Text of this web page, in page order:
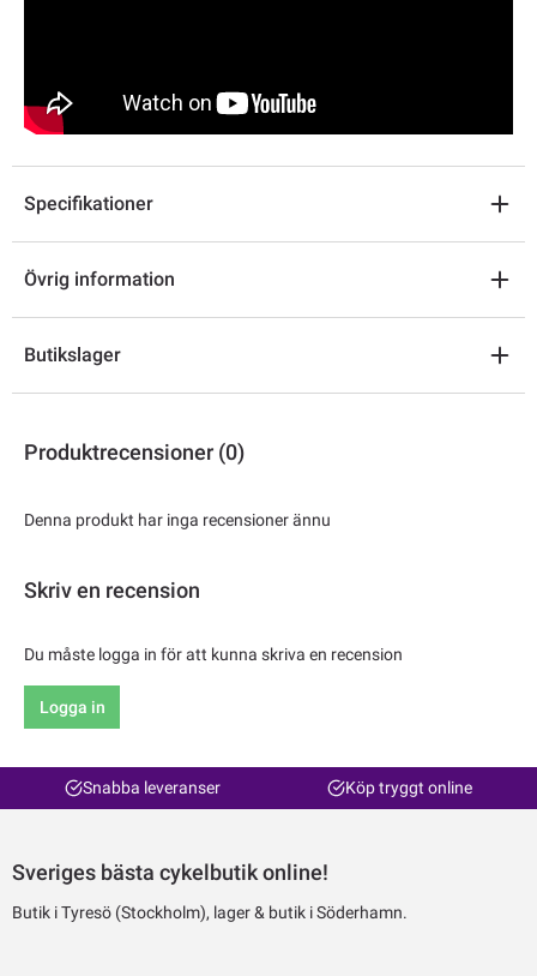
Specifikationer
Övrig information
Butikslager
Produktrecensioner (0)
Denna produkt har inga recensioner ännu
Skriv en recension
Du måste logga in för att kunna skriva en recension
Logga in
Snabba leveranser Köp tryggt online
Sveriges bästa cykelbutik online!
Butik i Tyresö (Stockholm), lager & butik i Söderhamn.